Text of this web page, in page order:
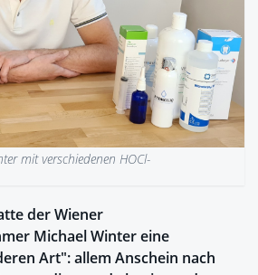
mit verschiedenen HOCl-
der Wiener
Michael Winter eine
Art": allem Anschein nach